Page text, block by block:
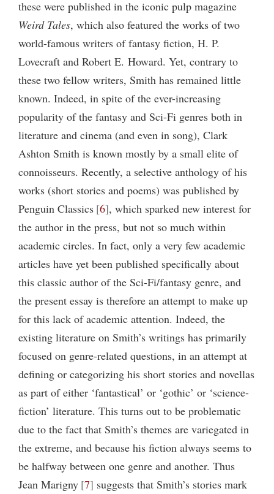
these were published in the iconic pulp magazine
Weird Tales, which also featured the works of two
world-famous writers of fantasy fiction, H. P.
Lovecraft and Robert E. Howard. Yet, contrary to
these two fellow writers, Smith has remained little
known. Indeed, in spite of the ever-increasing
popularity of the fantasy and Sci-Fi genres both in
literature and cinema (and even in song), Clark
Ashton Smith is known mostly by a small elite of
connoisseurs. Recently, a selective anthology of his
works (short stories and poems) was published by
Penguin Classics 6 , which sparked new interest for
the author in the press, but not so much within
academic circles. In fact, only a very few academic
articles have yet been published specifically about
this classic author of the Sci-Fi/fantasy genre, and
the present essay is therefore an attempt to make up
for this lack of academic attention. Indeed, the
existing literature on Smith’s writings has primarily
focused on genre-related questions, in an attempt at
defining or categorizing his short stories and novellas
as part of either ‘fantastical’ or ‘gothic’ or ‘science-
fiction’ literature. This turns out to be problematic
due to the fact that Smith’s themes are variegated in
the extreme, and because his fiction always seems to
be halfway between one genre and another. Thus
Jean Marigny 7 suggests that Smith’s stories mark